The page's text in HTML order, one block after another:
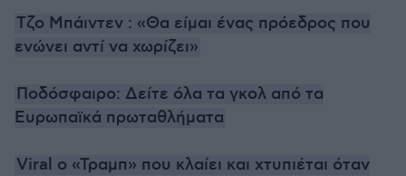
Τζο Μπάιντεν : «Θα είμαι ένας πρόεδρος που
ενώνει αντί να χωρίζει»
Ποδόσφαιρο: Δείτε όλα τα γκολ από τα
Ευρωπαϊκά πρωταθλήματα
Viral ο «Τραμπ» που κλαίει και χτυπιέται όταν